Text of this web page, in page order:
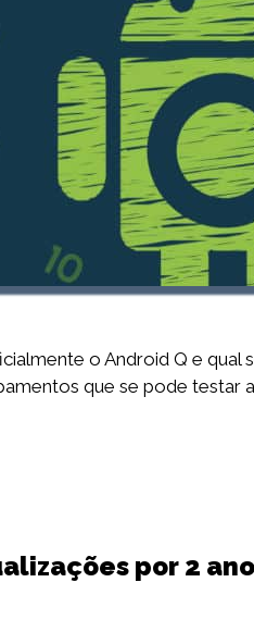
o Android Q e
que se pode
por 2